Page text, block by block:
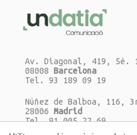
Av. Diagonal, 419, 5è.
08008 Barcelona
Tel. 93 189 09 19
Núñez de Balboa, 116,
28006 Madrid
Tel. 91 005 22 69